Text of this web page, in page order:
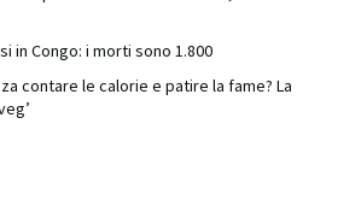
in Congo: i morti sono 1.800
contare le calorie e patire la fame? La